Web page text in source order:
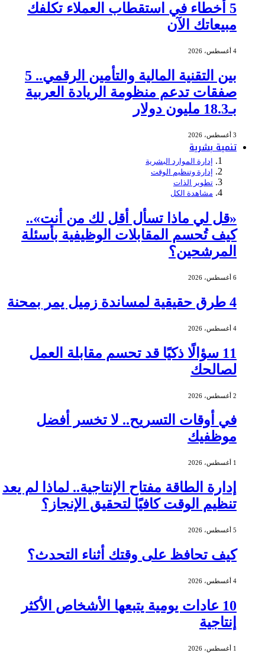
5 أخطاء في استقطاب العملاء تكلفك
مبيعاتك الآن
4 أغسطس، 2026
بين التقنية المالية والتأمين الرقمي.. 5
صفقات تدعم منظومة الريادة العربية
بـ18.3 مليون دولار
3 أغسطس، 2026
تنمية بشرية
إدارة الموارد البشرية
إدارة وتنظيم الوقت
تطوير الذات
مشاهدة الكل
«قل لي ماذا تسأل أقل لك من أنت»..
كيف تُحسم المقابلات الوظيفية بأسئلة
المرشحين؟
6 أغسطس، 2026
4 طرق حقيقية لمساندة زميل يمر بمحنة
4 أغسطس، 2026
11 سؤالًا ذكيًا قد تحسم مقابلة العمل
لصالحك
2 أغسطس، 2026
في أوقات التسريح.. لا تخسر أفضل
موظفيك
1 أغسطس، 2026
إدارة الطاقة مفتاح الإنتاجية.. لماذا لم يعد
تنظيم الوقت كافيًا لتحقيق الإنجاز؟
5 أغسطس، 2026
كيف تحافظ على وقتك أثناء التحدث؟
4 أغسطس، 2026
10 عادات يومية يتبعها الأشخاص الأكثر
إنتاجية
1 أغسطس، 2026